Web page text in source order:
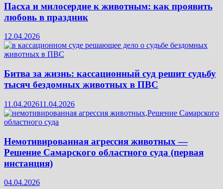
Пасха и милосердие к животным: как проявить
любовь в праздник
12.04.2026
Битва за жизнь: кассационный суд решит судьбу
тысяч бездомных животных в ПВС
11.04.202611.04.2026
Немотивированная агрессия животных —
Решение Самарского областного суда (первая
инстанция)
04.04.2026